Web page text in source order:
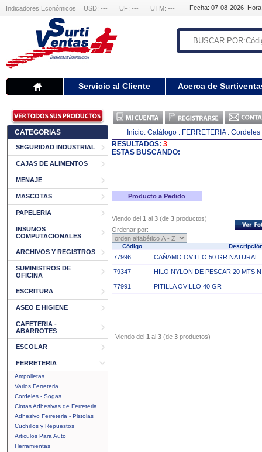
Indicadores Económicos USD: --- UF: --- UTM: --- Fecha: 07-08-2026
Servicio al Cliente Acerca de
CATEGORIAS
SEGURIDAD INDUSTRIAL
CAJAS DE ALIMENTOS
MENAJE
MASCOTAS
PAPELERIA
INSUMOS
COMPUTACIONALES
ARCHIVOS Y REGISTROS
SUMINISTROS DE
OFICINA
ESCRITURA
ASEO E HIGIENE
CAFETERIA -
ABARROTES
ESCOLAR
FERRETERIA
Ampolletas
Varios Ferreteria
Cordeles - Sogas
Cintas Adhesivas de Ferreteria
Adhesivo Ferreteria - Pistolas
Cuchillos y Repuestos
Articulos Para Auto
Herramientas
Inicio: Catálogo : FERRETERIA : Cordeles
RESULTADOS: 3
ESTAS BUSCANDO:
Producto a Pedido
Viendo del 1 al 3 (de 3 productos)
Ordenar por:
Código
77996 CAÑAMO OVILLO 50 GR NATURAL
79347 HILO NYLON DE PESCAR 20 MTS
77991 PITILLA OVILLO 40 GR
Viendo del 1 al 3 (de 3 productos)